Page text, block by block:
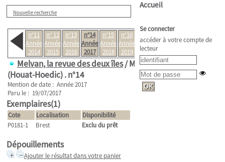
Nouvelle recherche
n°11
Année
2014
n° 12
Année
2015
n°13
Année
2016
n°14
Année
2017
n°15
Année
2018
n°16
Année
2019
Année
2020
Melvan, la revue des deux îles/ Melvan
(Houat-Hoedic) .n°14
Mention de date : Année 2017
Paru le : 19/07/2017
Exemplaires(1)
Cote Localisation
Disponibilité
P0181-1
Brest Exclu du prêt
Dépouillements
Ajouter le résultat dans votre panier
Accueil
Se connecter
accéder à votre compte de
lecteur